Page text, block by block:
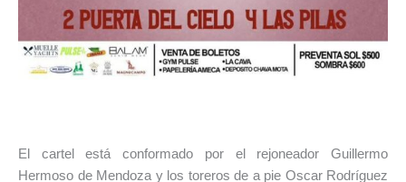
El cartel está conformado por el rejoneador Guillermo
Hermoso de Mendoza y los toreros de a pie Oscar Rodríguez